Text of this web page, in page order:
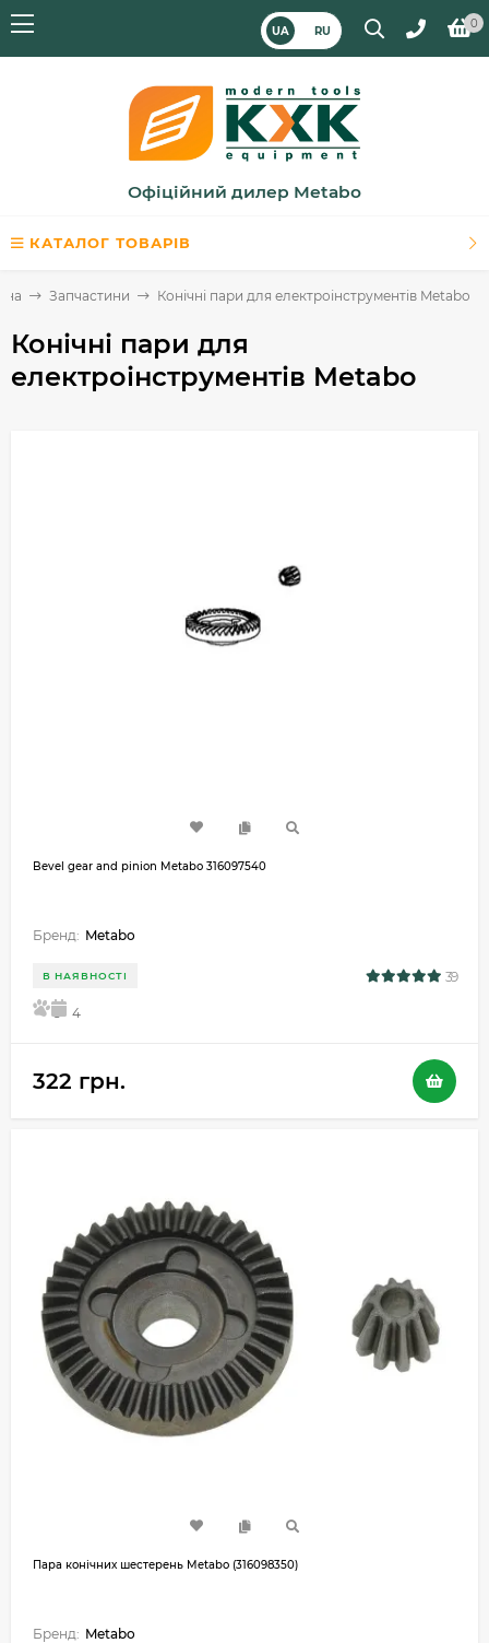
UA RU
0
Офіційний дилер Metabo
КАТАЛОГ ТОВАРІВ
Запчастини Конічні пари для електроінструментів Metabo
Конічні пари для
електроінструментів Metabo
Bevel gear and pinion Metabo 316097540
Бренд: Metabo
В НАЯВНОСТІ 39
5 4
322 грн.
Пара конічних шестерень Metabo (316098350)
Бренд: Metabo